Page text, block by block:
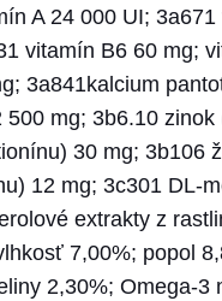
A 24 000 UI;
vitamín B6 60 mg;
3a841kalcium
mg; 3b6.10
30 mg; 3b106
12 mg; 3c301 DL-
extrakty z
7,00%; popol
2,30%; Omega-3